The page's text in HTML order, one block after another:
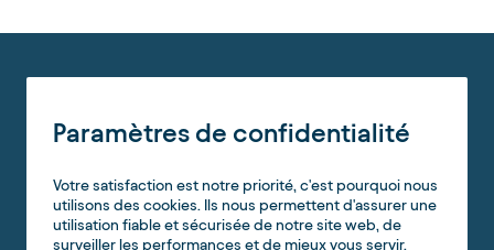
Paramètres de confidentialité
Votre satisfaction est notre priorité, c'est pourquoi nous
utilisons des cookies. Ils nous permettent d'assurer une
utilisation fiable et sécurisée de notre site web, de
surveiller les performances et de mieux vous servir.